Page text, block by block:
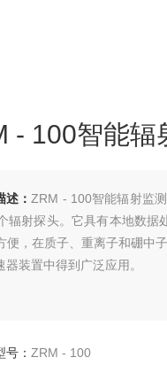
- 100智能辐
述： ZRM - 100智能辐射监
辐射探头。它具有本地数据
便，在质子、重离子和硼中
器装置中得到广泛应用。
号：ZRM - 100